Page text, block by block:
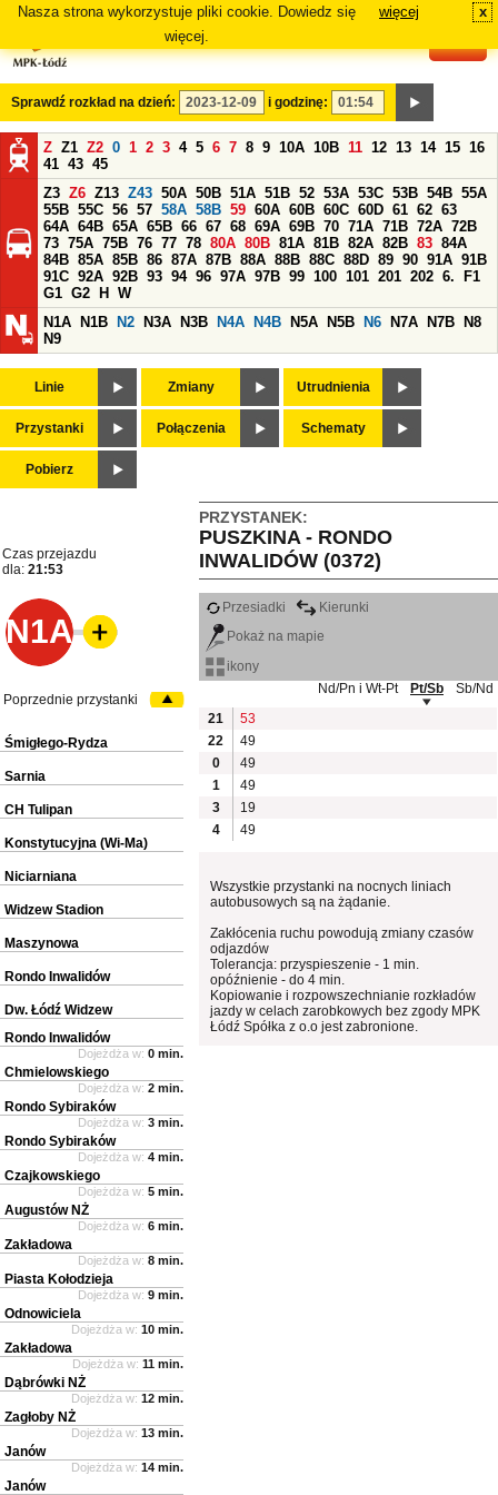
Nasza strona wykorzystuje pliki cookie. Dowiedz się
więcej.
więcej x
Sprawdź rozkład na dzień: i godzinę:
Z Z1 Z2 0 1 2 3 4 5 6 7 8 9 10A 10B 11 12 13 14 15 16
41 43 45
Z3 Z6 Z13 Z43 50A 50B 51A 51B 52 53A 53C 53B 54B 55A
55B 55C 56 57 58A 58B 59 60A 60B 60C 60D 61 62 63
64A 64B 65A 65B 66 67 68 69A 69B 70 71A 71B 72A 72B
73 75A 75B 76 77 78 80A 80B 81A 81B 82A 82B 83 84A
84B 85A 85B 86 87A 87B 88A 88B 88C 88D 89 90 91A 91B
91C 92A 92B 93 94 96 97A 97B 99 100 101 201 202 6.
F1
G1 G2 H
W
N1A
N1B N2 N3A N3B N4A N4B N5A N5B N6 N7A N7B
N8
N9
Linie Zmiany Utrudnienia
Przystanki Połączenia Schematy
Pobierz
PRZYSTANEK:
PUSZKINA - RONDO
INWALIDÓW (0372)
Czas przejazdu
dla: 21:53
N1A
Przesiadki
Kierunki
Pokaż na mapie
ikony
Nd/Pn i Wt-Pt
Pt/Sb
Sb/Nd
21
53
22
49
0
49
1
49
3
19
4
49
Wszystkie przystanki na nocnych liniach
autobusowych są na żądanie.
Zakłócenia ruchu powodują zmiany czasów
odjazdów
Tolerancja: przyspieszenie - 1 min.
opóźnienie - do 4 min.
Kopiowanie i rozpowszechnianie rozkładów
jazdy w celach zarobkowych bez zgody MPK
Łódź Spółka z o.o jest zabronione.
Poprzednie przystanki
Śmigłego-Rydza
Sarnia
CH Tulipan
Konstytucyjna (Wi-Ma)
Niciarniana
Widzew Stadion
Maszynowa
Rondo Inwalidów
Dw. Łódź Widzew
Rondo Inwalidów
Dojeżdża w: 0 min.
Chmielowskiego
Dojeżdża w: 2 min.
Rondo Sybiraków
Dojeżdża w: 3 min.
Rondo Sybiraków
Dojeżdża w: 4 min.
Czajkowskiego
Dojeżdża w: 5 min.
Augustów NŻ
Dojeżdża w: 6 min.
Zakładowa
Dojeżdża w: 8 min.
Piasta Kołodzieja
Dojeżdża w: 9 min.
Odnowiciela
Dojeżdża w: 10 min.
Zakładowa
Dojeżdża w: 11 min.
Dąbrówki NŻ
Dojeżdża w: 12 min.
Zagłoby NŻ
Dojeżdża w: 13 min.
Janów
Dojeżdża w: 14 min.
Janów